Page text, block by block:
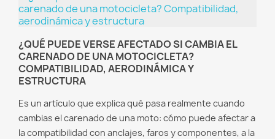
¿QUÉ PUEDE VERSE AFECTADO SI CAMBIA EL
CARENADO DE UNA MOTOCICLETA?
COMPATIBILIDAD, AERODINÁMICA Y
ESTRUCTURA
Es un artículo que explica qué pasa realmente cuando
cambias el carenado de una moto: cómo puede afectar a
la compatibilidad con anclajes, faros y componentes, a la